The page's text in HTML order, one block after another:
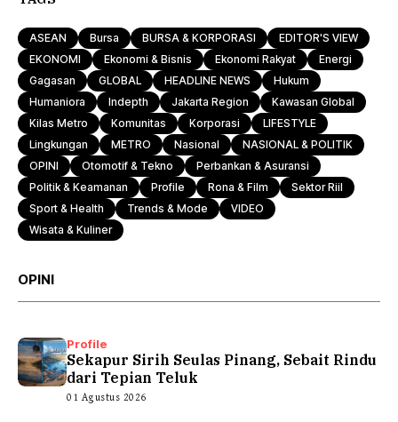
ASEAN Bursa BURSA & KORPORASI
EDITOR'S VIEW
EKONOMI
Ekonomi & Bisnis Ekonomi Rakyat
Energi
Gagasan
GLOBAL HEADLINE NEWS
Hukum
Humaniora
Indepth Jakarta Region
Kawasan Global
Kilas Metro
Komunitas Korporasi
LIFESTYLE
Lingkungan
METRO Nasional
NASIONAL & POLITIK
OPINI
Otomotif & Tekno
Perbankan & Asuransi
Politik & Keamanan
Profile Rona & Film
Sektor Riil
Sport & Health
Trends & Mode
VIDEO
Wisata & Kuliner
OPINI
Profile
Sekapur Sirih Seulas Pinang, Sebait Rindu
dari Tepian Teluk
01 Agustus 2026